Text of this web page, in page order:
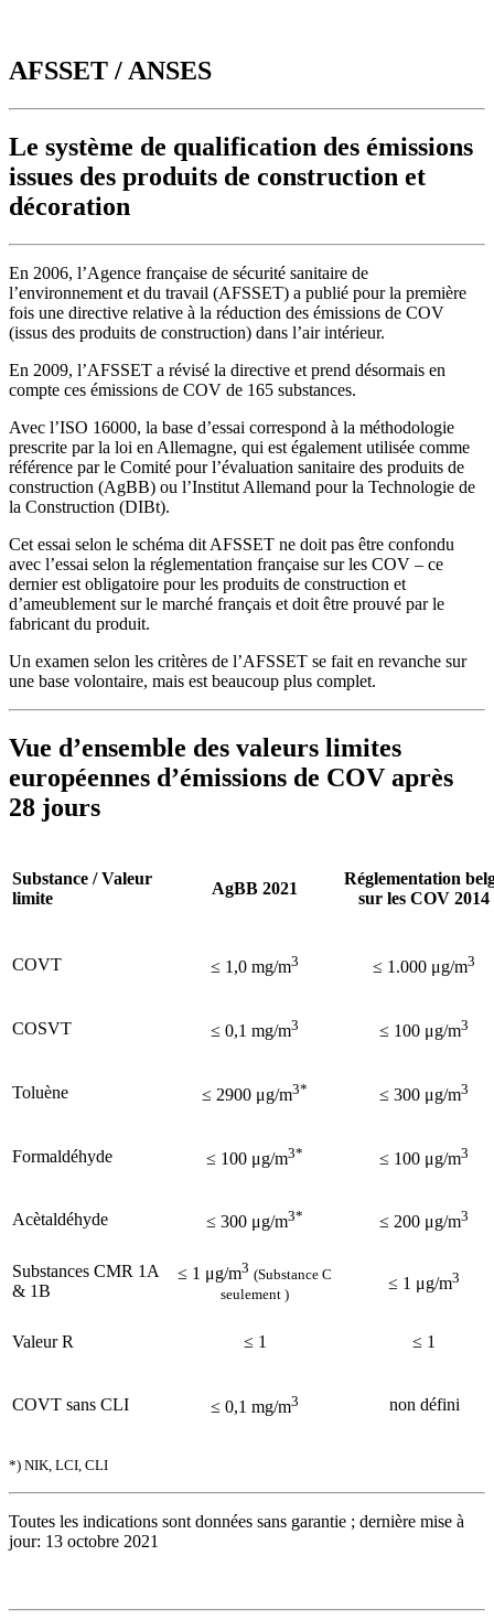
AFSSET / ANSES
Le système de qualification des émissions
issues des produits de construction et
décoration
En 2006, l’Agence française de sécurité sanitaire de
l’environnement et du travail (AFSSET) a publié pour la première
fois une directive relative à la réduction des émissions de COV
(issus des produits de construction) dans l’air intérieur.
En 2009, l’AFSSET a révisé la directive et prend désormais en
compte ces émissions de COV de 165 substances.
Avec l’ISO 16000, la base d’essai correspond à la méthodologie
prescrite par la loi en Allemagne, qui est également utilisée comme
référence par le Comité pour l’évaluation sanitaire des produits de
construction (AgBB) ou l’Institut Allemand pour la Technologie de
la Construction (DIBt).
Cet essai selon le schéma dit AFSSET ne doit pas être confondu
avec l’essai selon la réglementation française sur les COV – ce
dernier est obligatoire pour les produits de construction et
d’ameublement sur le marché français et doit être prouvé par le
fabricant du produit.
Un examen selon les critères de l’AFSSET se fait en revanche sur
une base volontaire, mais est beaucoup plus complet.
Vue d’ensemble des valeurs limites
européennes d’émissions de COV après
28 jours
Substance / Valeur
limite
AgBB 2021
Réglementation
sur les COV 2014
COVT ≤ 1,0 mg/m3 ≤ 1.000 μg/m3
COSVT ≤ 0,1 mg/m3 ≤ 100 μg/m3
Toluène ≤ 2900 μg/m3* ≤ 300 μg/m3
Formaldéhyde ≤ 100 μg/m3* ≤ 100 μg/m3
Acètaldéhyde ≤ 300 μg/m3* ≤ 200 μg/m3
Substances CMR 1A
& 1B
≤ 1 μg/m3 (Substance C
seulement )
≤ 1 μg/m3
Valeur R ≤ 1 ≤ 1
COVT sans CLI ≤ 0,1 mg/m3 non défini
*) NIK, LCI, CLI
Toutes les indications sont données sans garantie ; dernière mise à
jour: 13 octobre 2021